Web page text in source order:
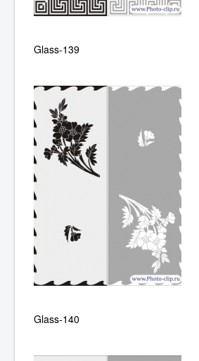
Glass-139
Glass-140